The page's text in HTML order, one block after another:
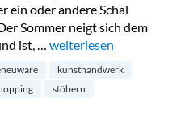
ein oder andere Schal
Sommer neigt sich dem
ist, … „Flohmarkt und
weiterlesen
kunsthandwerk
stöbern